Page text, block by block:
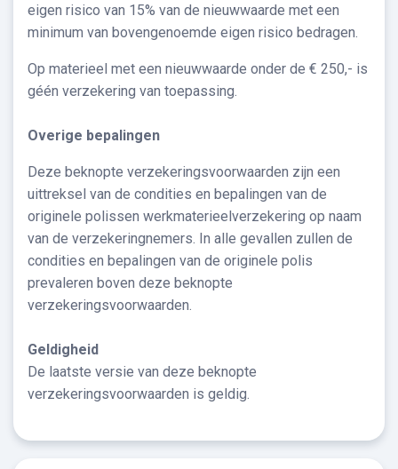
eigen risico van 15% van de nieuwwaarde met een
minimum van bovengenoemde eigen risico bedragen.
Op materieel met een nieuwwaarde onder de € 250,- is
géén verzekering van toepassing.
Overige bepalingen
Deze beknopte verzekeringsvoorwaarden zijn een
uittreksel van de condities en bepalingen van de
originele polissen werkmaterieelverzekering op naam
van de verzekeringnemers. In alle gevallen zullen de
condities en bepalingen van de originele polis
prevaleren boven deze beknopte
verzekeringsvoorwaarden.
Geldigheid
De laatste versie van deze beknopte
verzekeringsvoorwaarden is geldig.